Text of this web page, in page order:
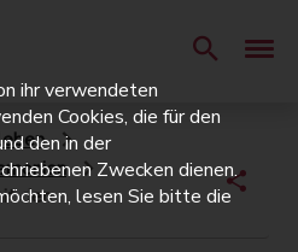
den
ihr verwendeten
Cookies, die für den
den in der
Zwecken dienen.
lesen Sie bitte die